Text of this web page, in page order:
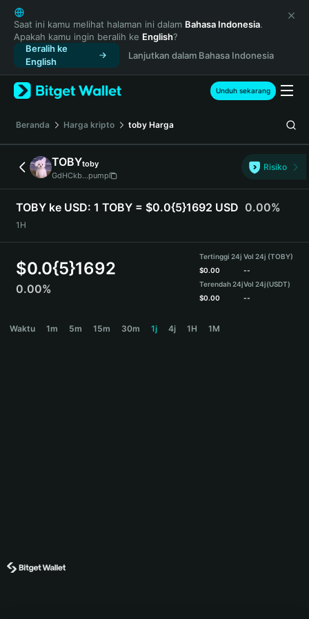
English
日本語
Tiếng Việt
Русский
Español (Latinoamérica)
Türkçe
Français
Deutsch
简体中文
繁體中文
Português (Portugal)
Bahasa Indonesia
ภาษาไทย
हिन्दी
Español
Português (Brasil)
Saat ini kamu melihat halaman ini dalam Bahasa Indonesia.
Apakah kamu ingin beralih ke English?
Beralih ke
English
Lanjutkan dalam Bahasa Indonesia
Unduh sekarang
Beranda Harga kripto toby Harga
TOBYtoby
GdHCkb...pump
Risiko
TOBY ke USD: 1 TOBY = $0.0{5}1692 USD 0.00%
1H
$0.0{5}1692
0.00%
Tertinggi 24j
$0.00
Terendah 24j
$0.00
Vol 24j (TOBY)
--
Vol 24j(USDT)
--
Waktu 1m 5m 15m 30m 1j 4j 1H 1M